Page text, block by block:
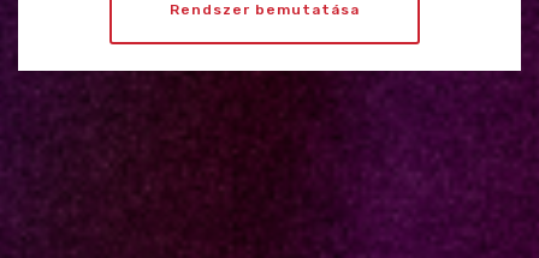
Rendszer bemutatása